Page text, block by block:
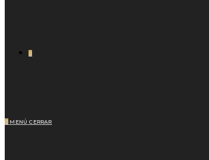
0
0 MENÚ CERRAR